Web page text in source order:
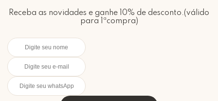
Receba as novidades e ganhe 10% de desconto.(válido
para 1ªcompra)